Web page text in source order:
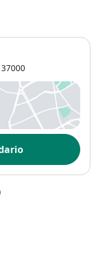
37000
una nueva